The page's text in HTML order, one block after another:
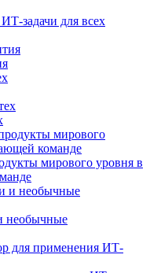
задачи для всех
мирового уровня в
необычные